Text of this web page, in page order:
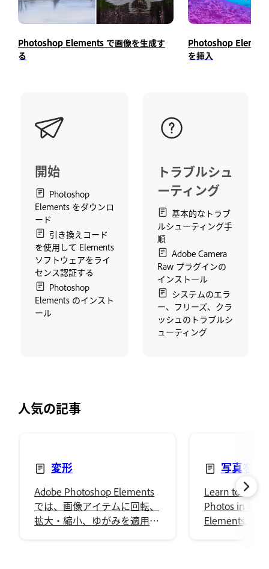
Photoshop Elements で画像を生成す
る
Photoshop
を挿入
開始
Photoshop
Elements をダウンロ
ード
引き換えコード
を使用して Elements
ソフトウェアをライ
センス認証する
Photoshop
Elements のインスト
ール
トラブルシュ
ーティング
基本的なトラブ
ルシューティング手
順
Adobe Camera
Raw プラグインの
インストール
システムのエラ
ー、フリーズ、クラ
ッシュのトラブルシ
ューティング
人気の記事
変形
Adobe Photoshop Elements
では、画像アイテムに回転、
拡大・縮小、ゆがみを適用す
写真を合
Learn to use
Photos in
Elements.